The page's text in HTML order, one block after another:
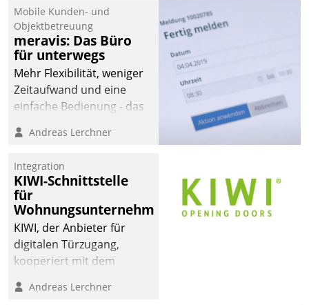
Mobile Kunden- und
Objektbetreuung
meravis: Das Büro
für unterwegs
Mehr Flexibilität, weniger
Zeitaufwand und eine
einfache Bedienung - das
Cockpit für mobile
Datatrain. Die meravis
Wohnungsbau- und
Immobilien GmbH hat
sich dabei für den Betrieb
der Lösung über die SAP
Cloud Platform
Unternehmen am
Andreas Lerchner
Integration
KIWI-Schnittstelle
für
Wohnungsunternehmen
KIWI, der Anbieter für
digitalen Türzugang,
kooperiert mit dem
Softwareentwicklungshaus
Andreas Lerchner